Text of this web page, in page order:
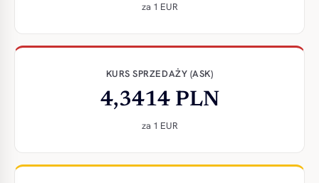
za 1 EUR
KURS SPRZEDAŻY (ASK)
4,3414 PLN
za 1 EUR